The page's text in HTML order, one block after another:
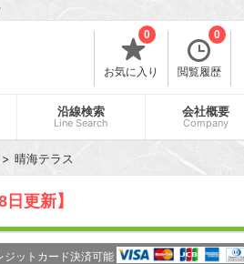
お気に入り
0
閲覧履歴
0
沿線検索
Line Search
会社概要
Company
晴海テラス
日更新】
ジットカード決済可能